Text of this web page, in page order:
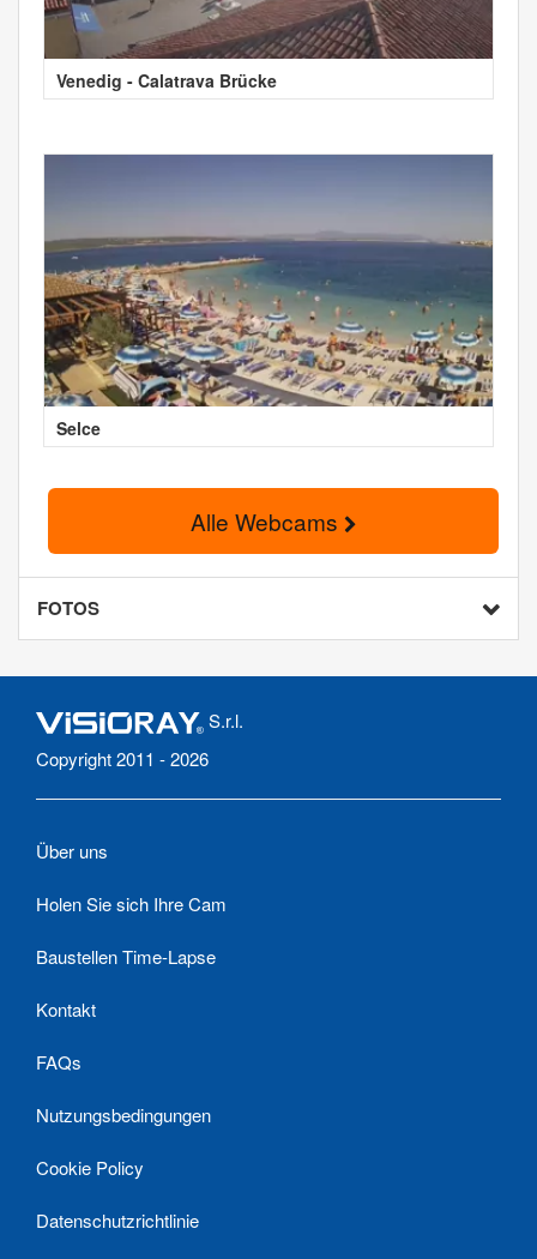
Venedig - Calatrava Brücke
Selce
Alle Webcams
FOTOS
S.r.l.
Copyright 2011 - 2026
Über uns
Holen Sie sich Ihre Cam
Baustellen Time-Lapse
Kontakt
FAQs
Nutzungsbedingungen
Cookie Policy
Datenschutzrichtlinie